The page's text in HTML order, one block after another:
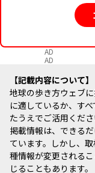
AD
AD
記載内容について
地球の歩き方ウェブ
に適しているか、す
たうえでご活用くださ
掲載情報は、できる
ています。しかし、
種情報が変更される
じることもあります。